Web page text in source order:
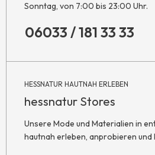
Sonntag, von 7:00 bis 23:00 Uhr.
06033 / 181 33 33
HESSNATUR HAUTNAH ERLEBEN
hessnatur Stores
Unsere Mode und Materialien in
hautnah erleben, anprobieren und